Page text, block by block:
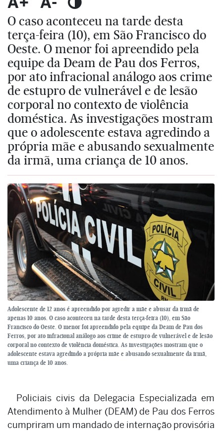
O caso aconteceu na tarde desta
terça-feira (10), em São Francisco do
Oeste. O menor foi apreendido pela
equipe da Deam de Pau dos Ferros,
por ato infracional análogo aos crime
de estupro de vulnerável e de lesão
corporal no contexto de violência
doméstica. As investigações mostram
que o adolescente estava agredindo a
própria mãe e abusando sexualmente
da irmã, uma criança de 10 anos.
Adolescente de 12 anos é apreendido por agredir a mãe e abusar da irmã de
apenas 10 anos. O caso aconteceu na tarde desta terça-feira (10), em São
Francisco do Oeste. O menor foi apreendido pela equipe da Deam de Pau dos
Ferros, por ato infracional análogo aos crime de estupro de vulnerável e de lesão
corporal no contexto de violência doméstica. As investigações mostram que o
adolescente estava agredindo a própria mãe e abusando sexualmente da irmã,
uma criança de 10 anos.
Policiais civis da Delegacia Especializada em
Atendimento à Mulher (DEAM) de Pau dos Ferros
cumpriram um mandado de internação provisória